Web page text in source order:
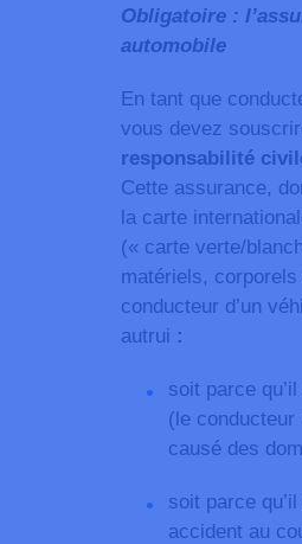
Obligatoire :
automobile
En tant que
vous devez
responsabilité
Cette assurance,
la carte
(« carte verte/
matériels,
conducteur d’un
autrui :
soit parce
(le conducteur
causé des
soit parce
accident au